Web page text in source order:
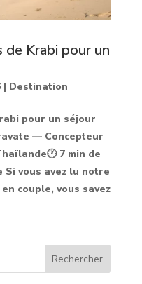
Krabi pour un
| Destination
pour un séjour
— Concepteur
7 min de
vous avez lu notre
couple, vous savez
Rechercher